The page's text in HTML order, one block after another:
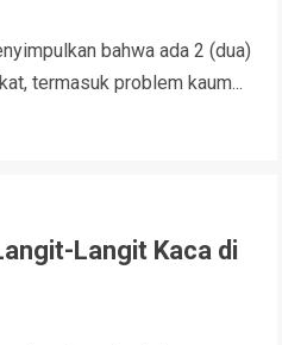
bahwa ada 2 (dua)
termasuk problem kaum...
Langit Kaca di